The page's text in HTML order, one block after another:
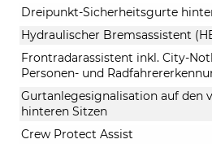
Dreipunkt-Sicherheitsgurte
Hydraulischer Bremsassistent
Frontradarassistent inkl. City-
Personen- und
Gurtanlegesignalisation auf den
hinteren Sitzen
Crew Protect Assist